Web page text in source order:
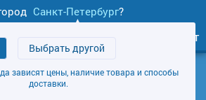
Санкт-Петербург?
Выбрать другой
зависят цены, наличие товара и способы
доставки.
Личный кабинет
89 89
в Санкт-Петербурге (Карта)